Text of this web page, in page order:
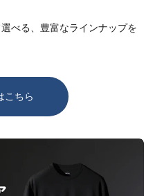
べる、豊富なラインナップを
こちら